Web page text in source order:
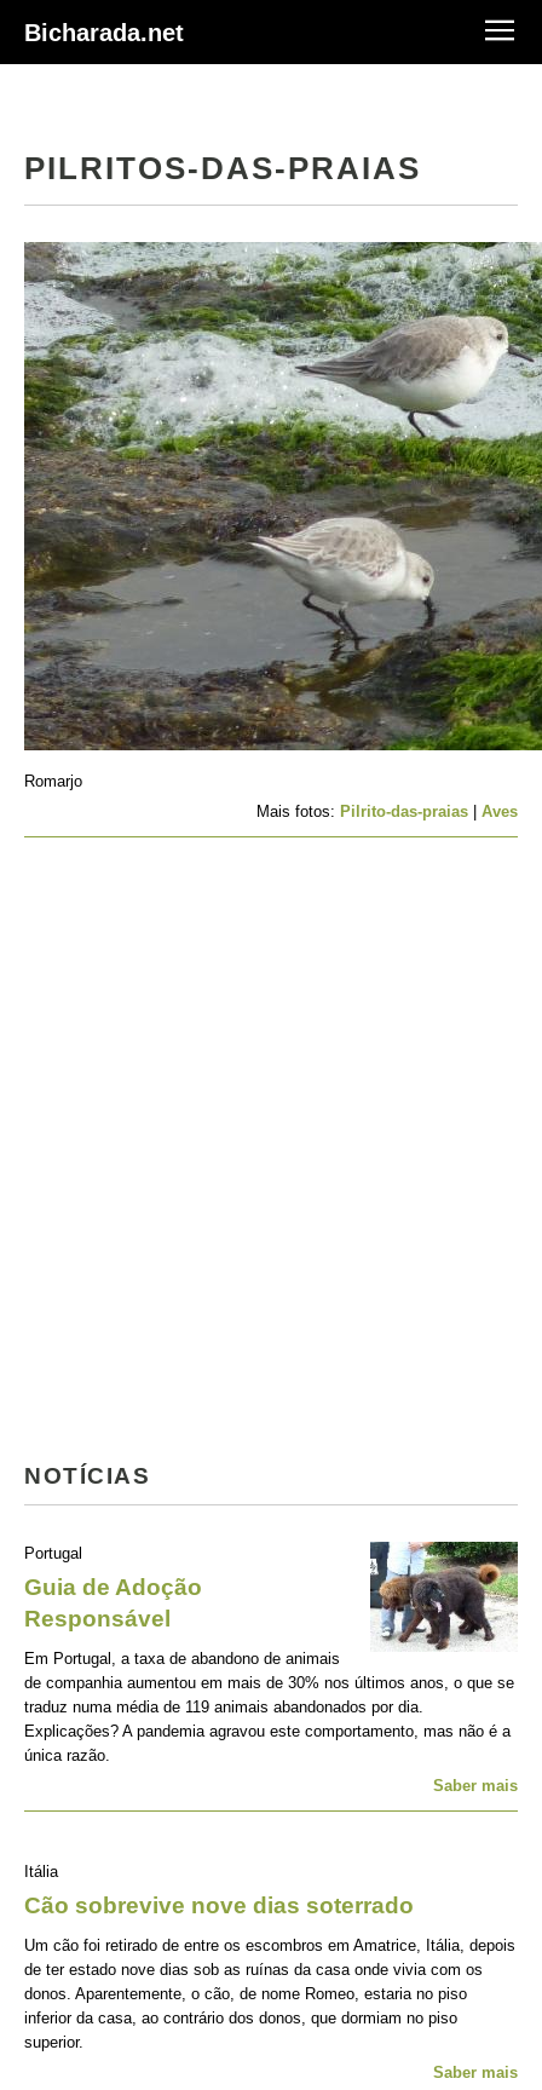
Bicharada.net
PILRITOS-DAS-PRAIAS
Romarjo
Mais fotos: Pilrito-das-praias Aves
NOTÍCIAS
Portugal
Guia de Adoção
Responsável
Em Portugal, a taxa de abandono de animais
de companhia aumentou em mais de 30% nos últimos anos, o que se
traduz numa média de 119 animais abandonados por dia.
Explicações? A pandemia agravou este comportamento, mas não é a
única razão.
Saber mais
Itália
Cão sobrevive nove dias soterrado
Um cão foi retirado de entre os escombros em Amatrice, Itália, depois
de ter estado nove dias sob as ruínas da casa onde vivia com os
donos. Aparentemente, o cão, de nome Romeo, estaria no piso
inferior da casa, ao contrário dos donos, que dormiam no piso
superior.
Saber mais